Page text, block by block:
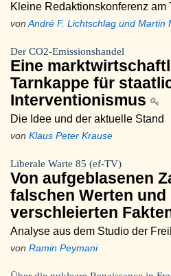
Kleine Redaktionskonferenz am
von André F. Lichtschlag und Martin
Der CO2-Emissionshandel
Eine
Tarnkappe für
Interventionismus
Die Idee und der aktuelle Stand
von Klaus Peter Krause
Liberale Warte 85 (ef-TV)
Von aufgeblasenen
falschen Werten und
verschleierten
Analyse aus dem Studio der
von Ramin Peymani